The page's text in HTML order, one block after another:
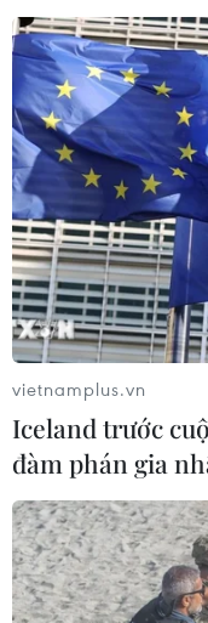
vietnamplus.vn
Iceland trước
đàm phán gia